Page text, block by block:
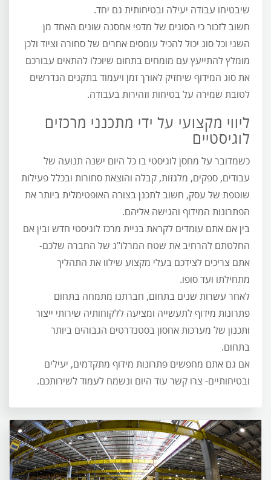
שיבטיחו עבודה יעילה ובטיחותית גם יחד.
חשוב לזכור כי הסוגים של מדפי אחסנה שונים האחד מן
השני וכל סוג יכול להכיל עומסים אחרים של סחורה וציוד ולכן
מומלץ להתייעץ עם מומחים בתחום שיוכלו להתאים עבורכם
את סוג המידוף שיחזיק לאורך זמן ויעמוד בתקנים הנדרשים
לטובת שמירה על בטיחות וזהירות בעבודה.
ליווי מקצועי על ידי מתכנני מרכזים
לוגיסטיים
כשמדובר על מחסן לוגיסטי בו כל היום ישנה תנועה של
עבודים, ספקים, מלגזות, קבלה והוצאת סחורות ובכלל פעילות
שוטפת של עסק, חשוב לתכנן בצורה האופטימלית ביותר את
הפתרונות המידוף והגישה אליהם.
בין אם אתם עומדים לקראת בניית מרכז לוגיסטי חדש ובין אם
החלטתם להרחיב את שטח המרלו"ג של החברה שלכם-
אתם צריכים לצידכם בעלי מקצוע שילוו את התהליך
מתחילתו ועד סופו.
לאחר עשרות שנים בתחום, חברתנו מתמחה בתחום
פתרונות מידוף לתעשייה ומציעה ללקוחותיה שירותי ייצור
ותכנון של מערכות אחסון בסטנדרטים הגבוהים ביותר
בתחום.
אם גם אתם מחפשים פתרונות מידוף מתקדמים, יעילים
ובטיחותיים- צרו קשר עוד היום ונשמח לעמוד לשירותכם.